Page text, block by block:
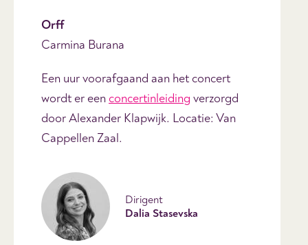
Orff
Carmina Burana
Een uur voorafgaand aan het concert
wordt er een concertinleiding verzorgd
door Alexander Klapwijk. Locatie: Van
Cappellen Zaal.
Dirigent
Dalia Stasevska